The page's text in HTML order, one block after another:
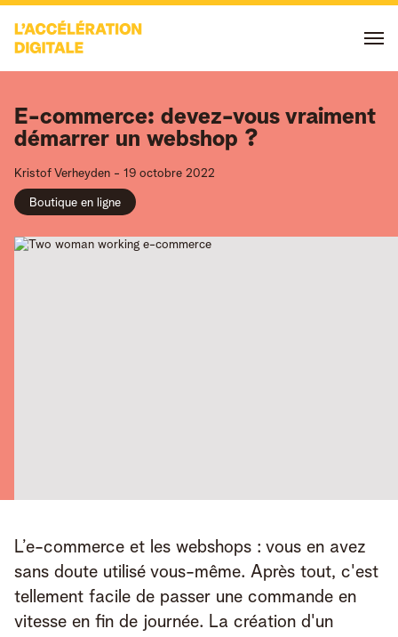
E-commerce: devez-vous vraiment
démarrer un webshop ?
Kristof Verheyden - 19 octobre 2022
Boutique en ligne
L’e-commerce et les webshops : vous en avez
sans doute utilisé vous-même. Après tout, c'est
tellement facile de passer une commande en
vitesse en fin de journée. La création d'un